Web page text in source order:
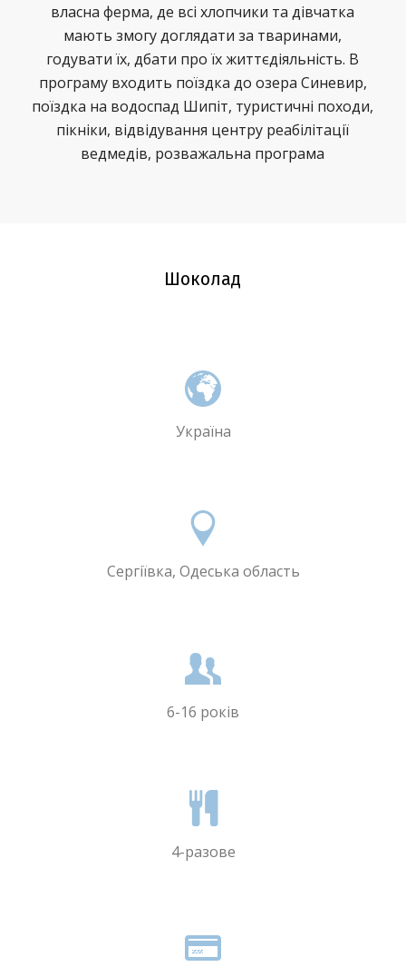
власна ферма, де всі хлопчики та дівчатка
мають змогу доглядати за тваринами,
годувати їх, дбати про їх життєдіяльність. В
програму входить поїздка до озера Синевир,
поїздка на водоспад Шипіт, туристичні походи,
пікніки, відвідування центру реабілітації
ведмедів, розважальна програма
Шоколад
Україна
Сергіївка, Одеська область
6-16 років
4-разове